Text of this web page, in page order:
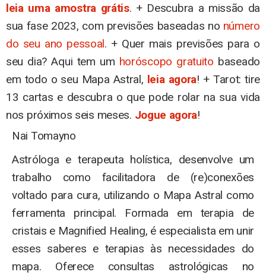
leia uma amostra grátis. + Descubra a missão da
sua fase 2023, com previsões baseadas no número
do seu ano pessoal. + Quer mais previsões para o
seu dia? Aqui tem um horóscopo gratuito baseado
em todo o seu Mapa Astral, leia agora! + Tarot: tire
13 cartas e descubra o que pode rolar na sua vida
nos próximos seis meses. Jogue agora!
Nai Tomayno
Astróloga e terapeuta holística, desenvolve um
trabalho como facilitadora de (re)conexões
voltado para cura, utilizando o Mapa Astral como
ferramenta principal. Formada em terapia de
cristais e Magnified Healing, é especialista em unir
esses saberes e terapias às necessidades do
mapa. Oferece consultas astrológicas no